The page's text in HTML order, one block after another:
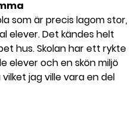
som är precis lagom stor,
elever. Det kändes helt
hus. Skolan har ett rykte
elever och en skön miljö
jag ville vara en del